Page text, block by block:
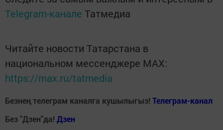
Telegram-канале Татмедиа
Читайте новости Татарстана в
национальном мессенджере MАХ:
https://max.ru/tatmedia
Безнең телеграм каналга кушылыгыз! Телеграм-канал
Без "Дзен"да! Дзен